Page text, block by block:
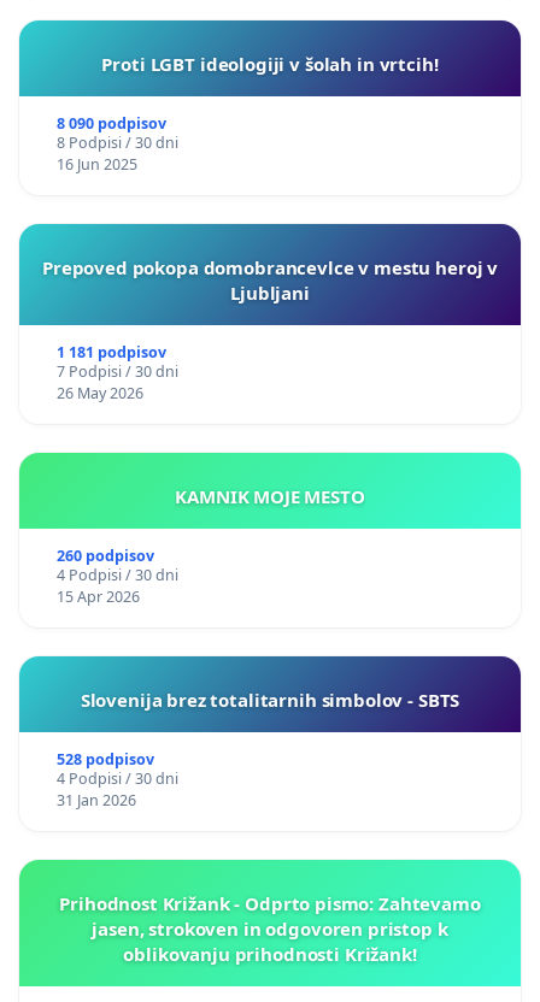
Proti LGBT ideologiji v šolah in vrtcih!
8 090 podpisov
8 Podpisi / 30 dni
16 Jun 2025
Prepoved pokopa domobrancevlce v mestu heroj v
Ljubljani
1 181 podpisov
7 Podpisi / 30 dni
26 May 2026
KAMNIK MOJE MESTO
260 podpisov
4 Podpisi / 30 dni
15 Apr 2026
Slovenija brez totalitarnih simbolov - SBTS
528 podpisov
4 Podpisi / 30 dni
31 Jan 2026
Prihodnost Križank - Odprto pismo: Zahtevamo
jasen, strokoven in odgovoren pristop k
oblikovanju prihodnosti Križank!